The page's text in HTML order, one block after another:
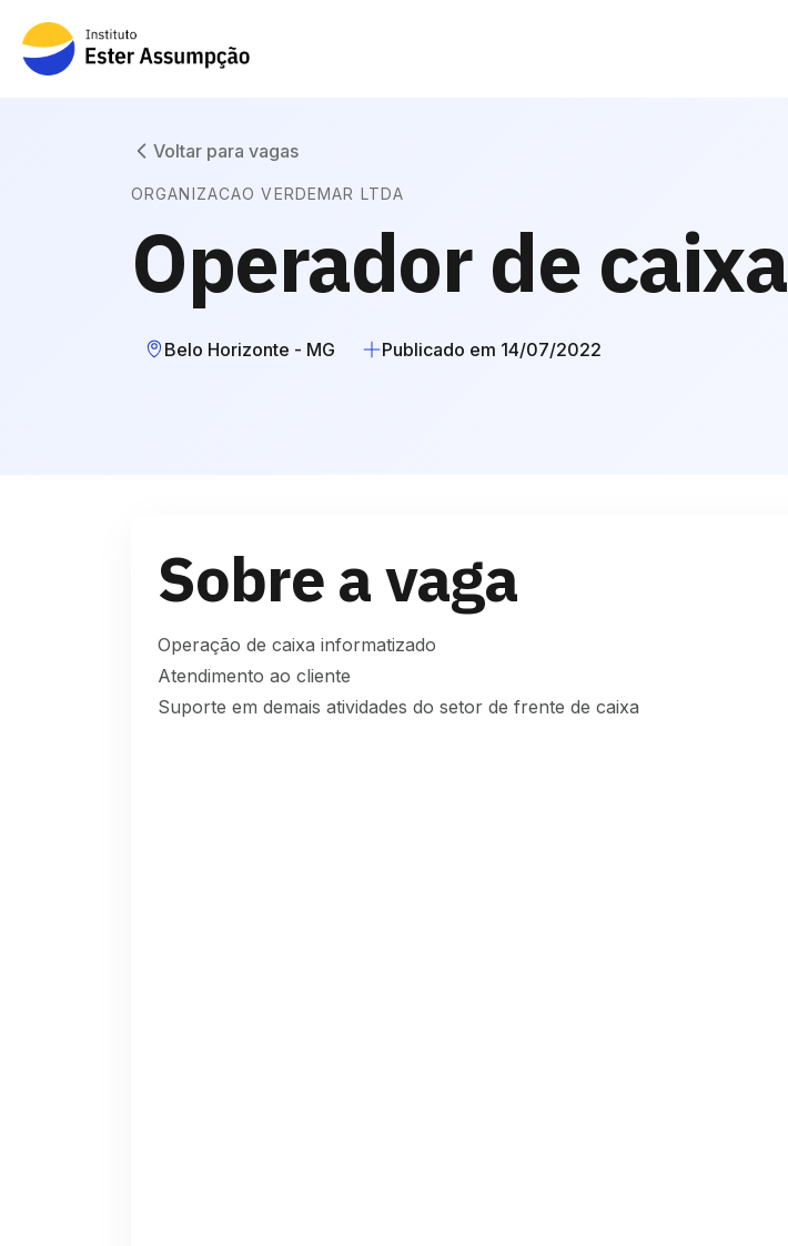
Voltar para vagas
ORGANIZACAO VERDEMAR LTDA
Operador de caixa
Belo Horizonte - MG Publicado em 14/07/2022
Sobre a vaga
Operação de caixa informatizado
Atendimento ao cliente
Suporte em demais atividades do setor de frente de caixa